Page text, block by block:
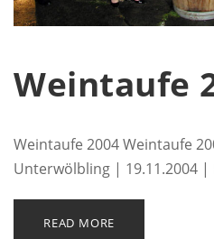
Weintaufe
Weintaufe 2004 Weintaufe
Unterwölbling | 19.11.2004
READ MORE